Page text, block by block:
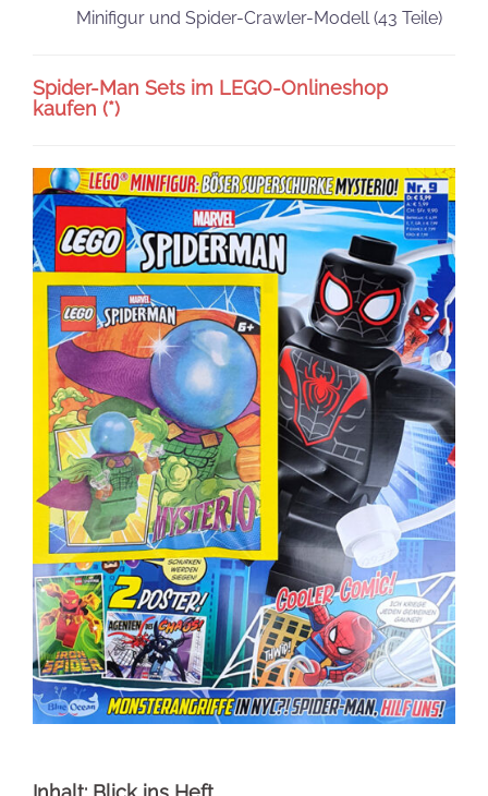
Minifigur und Spider-Crawler-Modell (43 Teile)
Spider-Man Sets im LEGO-Onlineshop
kaufen (*)